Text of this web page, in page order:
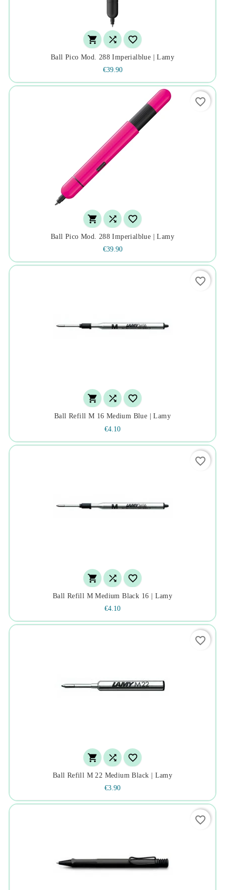
  
Ball Pico Mod. 288 Imperialblue | Lamy
€39.90
  
Ball Pico Mod. 288 Imperialblue | Lamy
€39.90
favorite_border
  
Ball Refill M 16 Medium Blue | Lamy
€4.10
favorite_border
  
Ball Refill M Medium Black 16 | Lamy
€4.10
favorite_border
  
Ball Refill M 22 Medium Black | Lamy
€3.90
favorite_border
favorite_border